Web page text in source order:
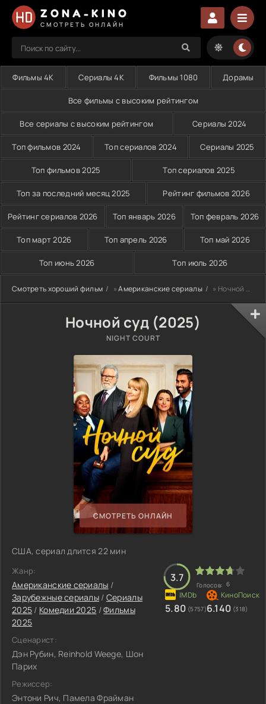
ZONA-KINO
СМОТРЕТЬ ОНЛАЙН
Фильмы 4K Сериалы 4K Фильмы 1080 Дорамы
Все фильмы с высоким рейтингом
Все сериалы с высоким рейтингом Сериалы 2024
Топ фильмов 2024 Топ сериалов 2024 Сериалы 2025
Топ фильмов 2025 Топ сериалов 2025
Топ за последний месяц 2025 Рейтинг фильмов 2026
Рейтинг сериалов 2026 Топ январь 2026 Топ февраль 2026
Топ март 2026 Топ апрель 2026 Топ май 2026
Топ июнь 2026 Топ июль 2026
Смотреть хороший фильм »Американские сериалы » Ночной суд (2025)
Ночной суд (2025)
NIGHT COURT
СМОТРЕТЬ ОНЛАЙН
США, сериал длится 22 мин
Жанр:
Американские сериалы /
Зарубежные сериалы / Сериалы
2025 / Комедии 2025 /Фильмы
2025
Сценарист:
Дэн Рубин, Reinhold Weege, Шон
Парих
Режиссер:
Энтони Рич, Памела Фрайман
3.7
Голосов: 6
5.80 (5757)6.140 (318)